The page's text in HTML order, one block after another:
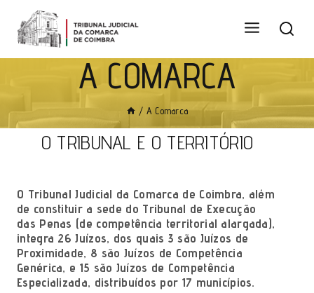
A COMARCA
/ A Comarca
O TRIBUNAL E O TERRITÓRIO
O Tribunal Judicial da Comarca de Coimbra, além
de constituir a sede do Tribunal de Execução
das Penas (de competência territorial alargada),
integra 26 Juízos, dos quais 3 são Juízos de
Proximidade, 8 são Juízos de Competência
Genérica, e 15 são Juízos de Competência
Especializada, distribuídos por 17 municípios.